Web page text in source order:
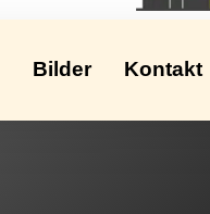
Bilder Kontakt